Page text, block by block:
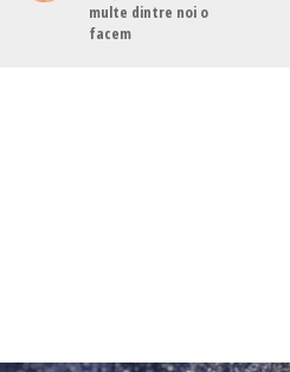
multe dintre noi o
facem